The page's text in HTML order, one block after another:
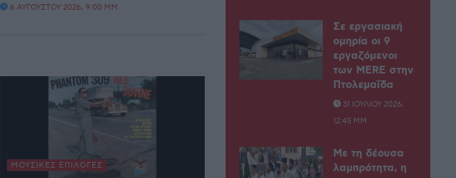
6 ΑΥΓΟΎΣΤΟΥ 2026, 9:00 ΜΜ
ΜΟΥΣΙΚΈΣ ΕΠΙΛΟΓΈΣ
Σε εργασιακή
ομηρία οι 9
εργαζόμενοι
των MERE στην
Πτολεμαΐδα
31 ΙΟΥΛΊΟΥ 2026,
12:45 ΜΜ
Με τη δέουσα
λαμπρότητα, η